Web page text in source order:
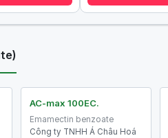
AC-max 100EC.
Emamectin benzoate
Công ty TNHH Á Châu Hoá